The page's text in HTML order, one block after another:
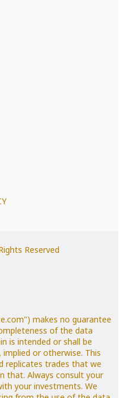
Reserved
makes no guarantee
of the data
is intended or shall be
or otherwise. This
replicates trades that we
that. Always consult your
your investments. We